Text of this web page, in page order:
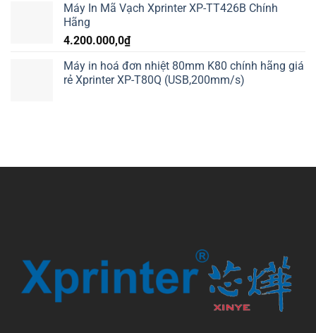
Máy In Mã Vạch Xprinter XP-TT426B Chính
Hãng
4.200.000,0₫
Máy in hoá đơn nhiệt 80mm K80 chính hãng giá
rẻ Xprinter XP-T80Q (USB,200mm/s)